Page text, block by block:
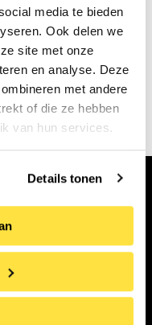
media te bieden
Ook delen we
site met onze
en analyse. Deze
met andere
of die ze hebben
van hun services.
Details tonen
Newsletter